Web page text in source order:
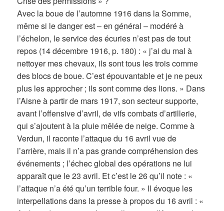
Avec la boue de l’automne 1916 dans la Somme,
même si le danger est – en général – modéré à
l’échelon, le service des écuries n’est pas de tout
repos (14 décembre 1916, p. 180) : « j’ai du mal à
nettoyer mes chevaux, ils sont tous les trois comme
des blocs de boue. C’est épouvantable et je ne peux
plus les approcher ; ils sont comme des lions. » Dans
l’Aisne à partir de mars 1917, son secteur supporte,
avant l’offensive d’avril, de vifs combats d’artillerie,
qui s’ajoutent à la pluie mêlée de neige. Comme à
Verdun, il raconte l’attaque du 16 avril vue de
l’arrière, mais il n’a pas grande compréhension des
événements ; l’échec global des opérations ne lui
apparaît que le 23 avril. Et c’est le 26 qu’il note : «
l’attaque n’a été qu’un terrible four. » Il évoque les
interpellations dans la presse à propos du 16 avril : «